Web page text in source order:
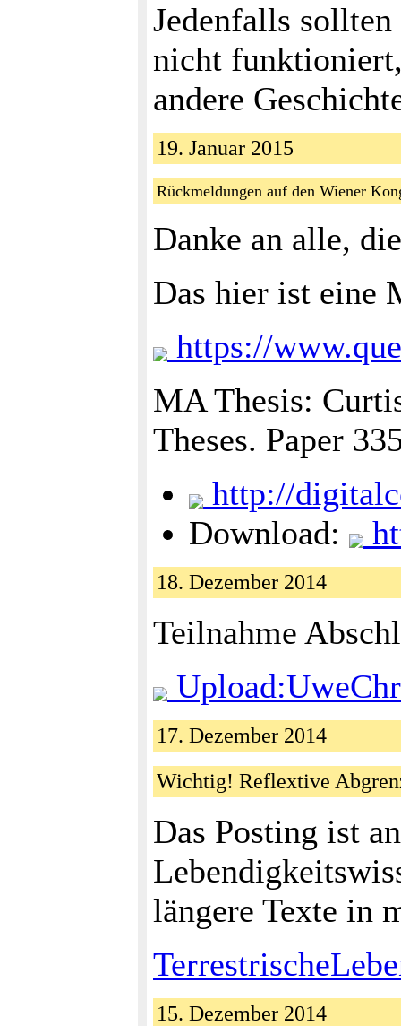
Jedenfalls
nicht funktioniert,
andere
19. Januar 2015
Rückmeldungen auf den Wiener
Danke an alle,
Das hier ist eine
https://
MA Thesis:
Theses. Paper
http://
Download:
18. Dezember 2014
Teilnahme
17. Dezember 2014
Wichtig! Reflextive
Das Posting ist
längere Texte in
15. Dezember 2014